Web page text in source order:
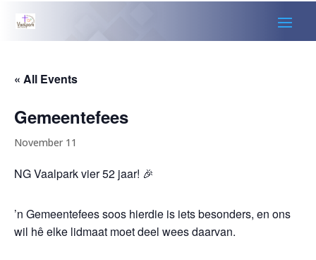
« All Events
Gemeentefees
November 11
NG Vaalpark vier 52 jaar! 🎉
’n Gemeentefees soos hierdie is iets besonders, en ons
wil hê elke lidmaat moet deel wees daarvan.